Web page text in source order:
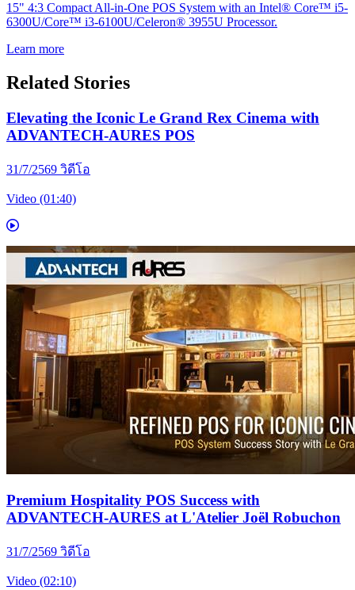
15" 4:3 Compact All-in-One POS System with an Intel® Core™ i5-
6300U/Core™ i3-6100U/Celeron® 3955U Processor.
Learn more
Related Stories
Elevating the Iconic Le Grand Rex Cinema with
ADVANTECH-AURES POS
31/7/2569 วิดีโอ
Video (01:40)
Premium Hospitality POS Success with
ADVANTECH-AURES at L'Atelier Joël Robuchon
31/7/2569 วิดีโอ
Video (02:10)